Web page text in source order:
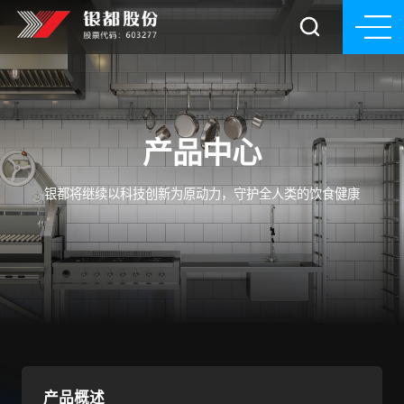
产品中心
银都将继续以科技创新为原动力，守护全人类的饮食健康
产品概述